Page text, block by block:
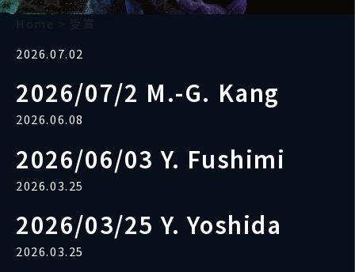
Home > 受賞
2026.07.02
2026/07/2 M.-G. Kang
2026.06.08
2026/06/03 Y. Fushimi
2026.03.25
2026/03/25 Y. Yoshida
2026.03.25